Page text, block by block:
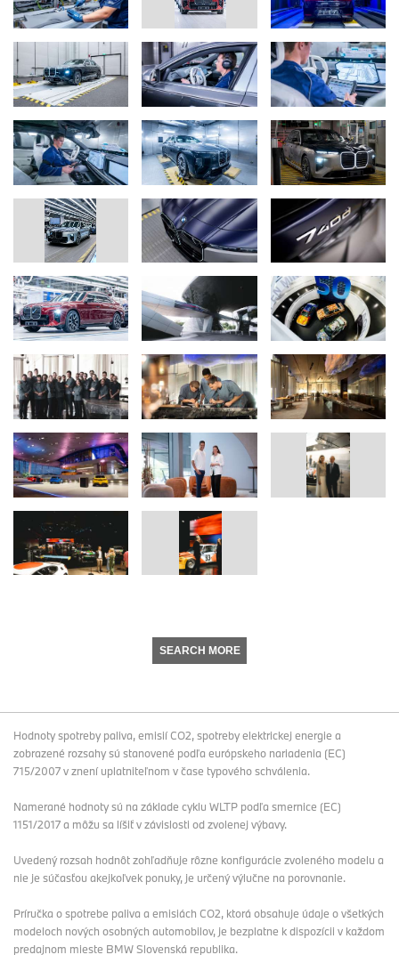
SEARCH MORE
Hodnoty spotreby paliva, emisií CO2, spotreby elektrickej energie a
zobrazené rozsahy sú stanovené podľa európskeho nariadenia (EC)
715/2007 v znení uplatniteľnom v čase typového schválenia.
Namerané hodnoty sú na základe cyklu WLTP podľa smernice (EC)
1151/2017 a môžu sa líšiť v závislosti od zvolenej výbavy.
Uvedený rozsah hodnôt zohľadňuje rôzne konfigurácie zvoleného modelu a
nie je súčasťou akejkoľvek ponuky, je určený výlučne na porovnanie.
Príručka o spotrebe paliva a emisiách CO2, ktorá obsahuje údaje o všetkých
modeloch nových osobných automobilov, je bezplatne k dispozícii v každom
predajnom mieste BMW Slovenská republika.